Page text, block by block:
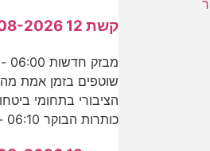
קשת 12 06-08-2026
שוטפים בזמן אמת
הציבורי בתחומי
כותרות הבוקר 06:10 - 07:00